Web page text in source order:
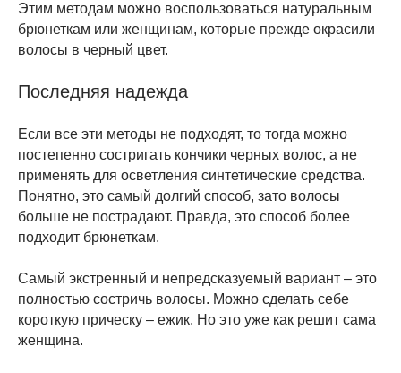
Этим методам можно воспользоваться натуральным
брюнеткам или женщинам, которые прежде окрасили
волосы в черный цвет.
Последняя надежда
Если все эти методы не подходят, то тогда можно
постепенно состригать кончики черных волос, а не
применять для осветления синтетические средства.
Понятно, это самый долгий способ, зато волосы
больше не пострадают. Правда, это способ более
подходит брюнеткам.
Самый экстренный и непредсказуемый вариант – это
полностью состричь волосы. Можно сделать себе
короткую прическу – ежик. Но это уже как решит сама
женщина.